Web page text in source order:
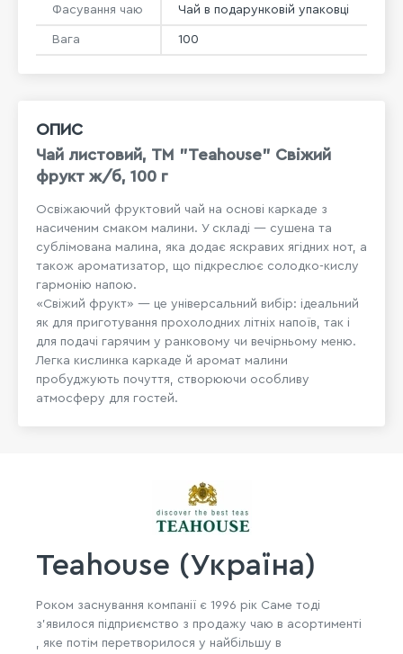
ОПИС
Чай листовий, ТМ "Teahouse" Свіжий
фрукт ж/б, 100 г
Освіжаючий фруктовий чай на основі каркаде з
насиченим смаком малини. У складі — сушена та
сублімована малина, яка додає яскравих ягідних нот, а
також ароматизатор, що підкреслює солодко-кислу
гармонію напою.
«Свіжий фрукт» — це універсальний вибір: ідеальний
як для приготування прохолодних літніх напоїв, так і
для подачі гарячим у ранковому чи вечірньому меню.
Легка кислинка каркаде й аромат малини
пробуджують почуття, створюючи особливу
атмосферу для гостей.
Фасування чаю Чай в подарунковій упаковці
Вага 100
Teahouse (Україна)
Роком заснування компанії є 1996 рік Саме тоді
з'явилося підприємство з продажу чаю ​​в асортименті
, яке потім перетворилося у найбільшу в